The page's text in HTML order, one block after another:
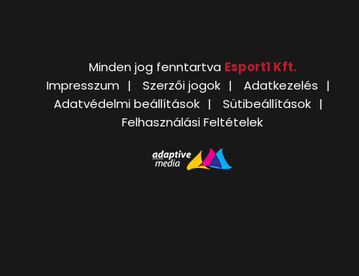
Minden jog fenntartva Esport1 Kft.
Impresszum
Szerzői jogok
Adatkezelés
Adatvédelmi beállítások
Sütibeállítások
Felhasználási Feltételek